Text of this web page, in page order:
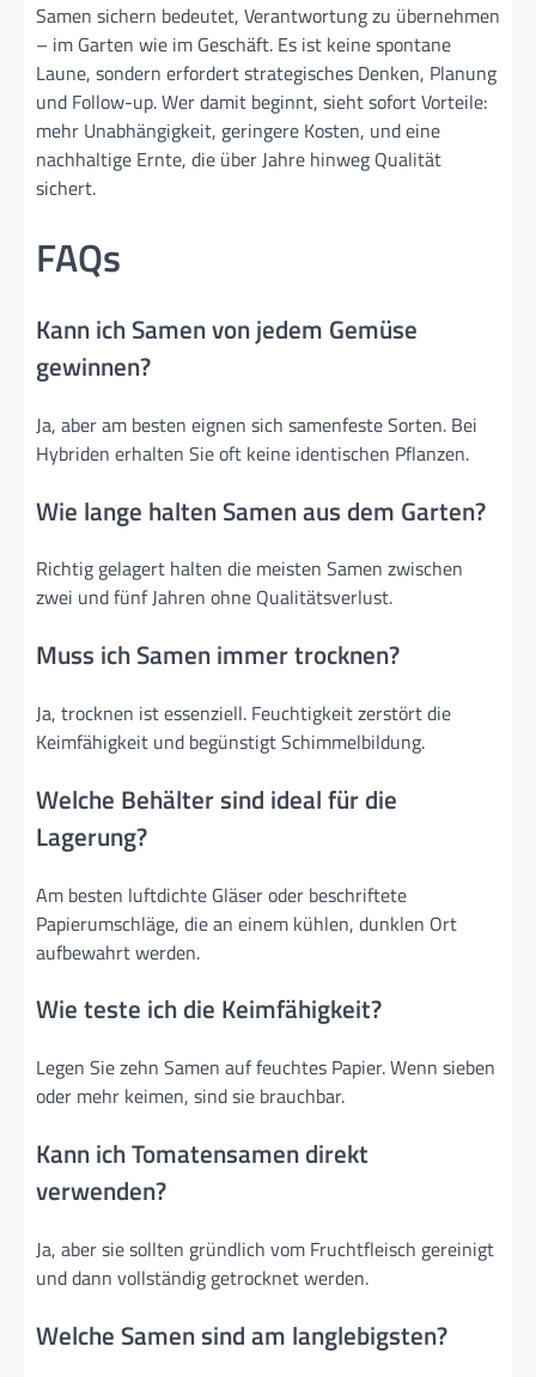
Samen sichern bedeutet, Verantwortung zu übernehmen
– im Garten wie im Geschäft. Es ist keine spontane
Laune, sondern erfordert strategisches Denken, Planung
und Follow-up. Wer damit beginnt, sieht sofort Vorteile:
mehr Unabhängigkeit, geringere Kosten, und eine
nachhaltige Ernte, die über Jahre hinweg Qualität
sichert.
FAQs
Kann ich Samen von jedem Gemüse
gewinnen?
Ja, aber am besten eignen sich samenfeste Sorten. Bei
Hybriden erhalten Sie oft keine identischen Pflanzen.
Wie lange halten Samen aus dem Garten?
Richtig gelagert halten die meisten Samen zwischen
zwei und fünf Jahren ohne Qualitätsverlust.
Muss ich Samen immer trocknen?
Ja, trocknen ist essenziell. Feuchtigkeit zerstört die
Keimfähigkeit und begünstigt Schimmelbildung.
Welche Behälter sind ideal für die
Lagerung?
Am besten luftdichte Gläser oder beschriftete
Papierumschläge, die an einem kühlen, dunklen Ort
aufbewahrt werden.
Wie teste ich die Keimfähigkeit?
Legen Sie zehn Samen auf feuchtes Papier. Wenn sieben
oder mehr keimen, sind sie brauchbar.
Kann ich Tomatensamen direkt
verwenden?
Ja, aber sie sollten gründlich vom Fruchtfleisch gereinigt
und dann vollständig getrocknet werden.
Welche Samen sind am langlebigsten?